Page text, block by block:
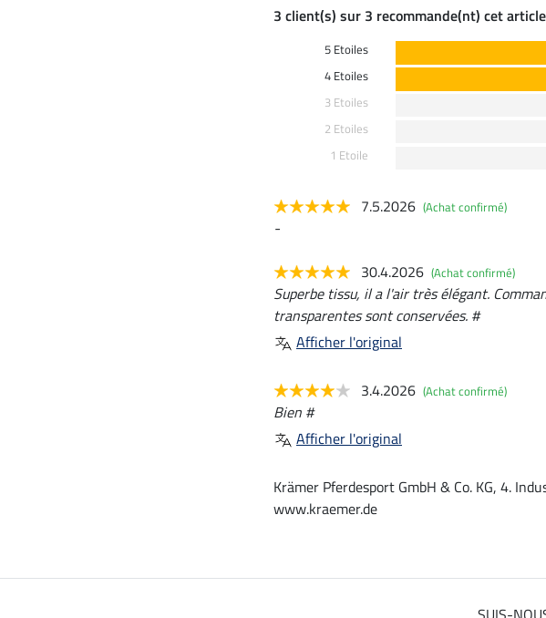
3 client(s) sur 3 recommande(nt) cet article
5 Etoiles
4 Etoiles
3 Etoiles
2 Etoiles
1 Etoile
7.5.2026 (Achat confirmé)
-
30.4.2026 (Achat confirmé)
Superbe tissu, il a l'air très élégant.
transparentes sont conservées. #
Afficher l'original
3.4.2026 (Achat confirmé)
Bien #
Afficher l'original
Krämer Pferdesport GmbH & Co. KG, 4.
www.kraemer.de